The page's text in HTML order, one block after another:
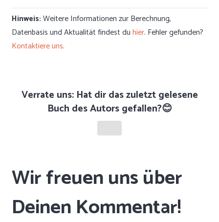
Hinweis:Weitere Informationen zur Berechnung,
Datenbasis und Aktualität findest duhier. Fehler gefunden?
Kontaktiere uns.
Verrate uns: Hat dir das zuletzt gelesene
Buch des Autors gefallen?😊